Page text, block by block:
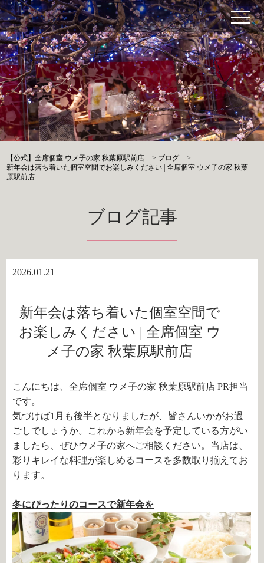
【公式】全席個室 ウメ子の家 秋葉原駅前店 > ブログ
>
新年会は落ち着いた個室空間でお楽しみください | 全席個室 ウメ子の家 秋葉
原駅前店
ブログ記事
2026.01.21
新年会は落ち着いた個室空間で
お楽しみください | 全席個室 ウ
メ子の家 秋葉原駅前店
こんにちは、全席個室 ウメ子の家 秋葉原駅前店 PR担当
です。
気づけば1月も後半となりましたが、皆さんいかがお過
ごしでしょうか。これから新年会を予定している方がい
ましたら、ぜひウメ子の家へご相談ください。当店は、
彩りキレイな料理が楽しめるコースを多数取り揃えてお
ります。
冬にぴったりのコースで新年会を